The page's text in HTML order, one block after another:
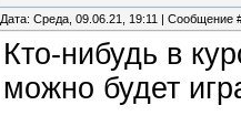
Дата: Среда, 09.06.21, 19:11 | Сообщение
Кто-нибудь в
можно будет